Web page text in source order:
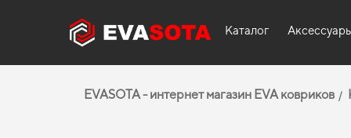
Каталог
EVASOTA - интернет магазин EVA ковриков